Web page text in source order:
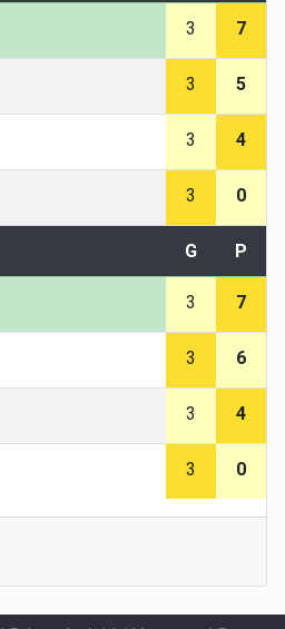
3 7
3 5
3 4
3 0
G P
3 7
3 6
3 4
3 0